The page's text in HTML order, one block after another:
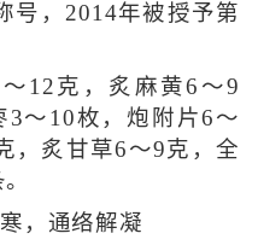
号，2014年被授予第
克，炙麻黄6～9
～10枚，炮附片6～
，炙甘草6～9克，全
，通络解凝